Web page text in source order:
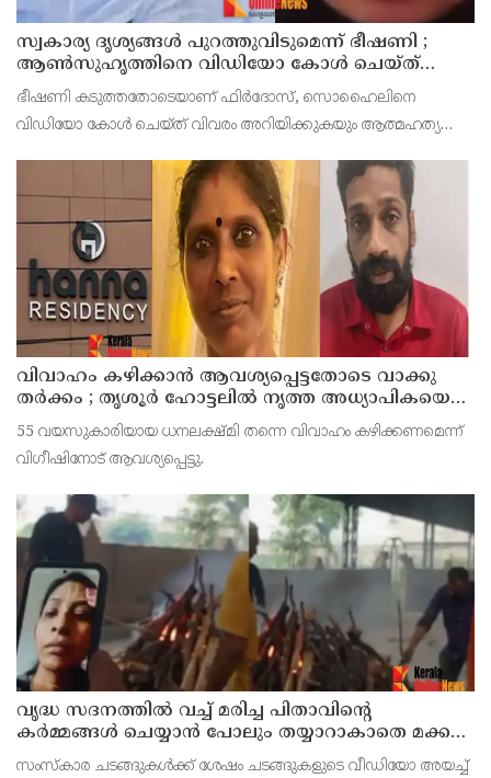
സ്വകാര്യ ദൃശ്യങ്ങള്‍ പുറത്തുവിടുമെന്ന് ഭീഷണി ;
ആണ്‍സുഹൃത്തിനെ വിഡിയോ കോള്‍ ചെയ്ത്
യുവതി ജീവനൊടുക്കി
ഭീഷണി കടുത്തതോടെയാണ് ഫിര്‍ദോസ്, സൊഹൈലിനെ
വിഡിയോ കോള്‍ ചെയ്ത് വിവരം അറിയിക്കുകയും ആത്മഹത്യ
വിവാഹം കഴിക്കാന്‍ ആവശ്യപ്പെട്ടതോടെ വാക്കു
തര്‍ക്കം ; തൃശൂര്‍ ഹോട്ടലില്‍ നൃത്ത അധ്യാപികയെ
കഴുത്തുഞെരിച്ചു കൊലപ്പെടുത്തി സുഹൃത്ത്
55 വയസുകാരിയായ ധനലക്ഷ്മി തന്നെ വിവാഹം കഴിക്കണമെന്ന്
വിഗീഷിനോട് ആവശ്യപ്പെട്ടു.
വൃദ്ധ സദനത്തില്‍ വച്ച് മരിച്ച പിതാവിന്റെ
കര്‍മ്മങ്ങള്‍ ചെയ്യാന്‍ പോലും തയ്യാറാകാതെ മക്കള്‍
; ചടങ്ങുകള്‍ വീഡിയോ കോളിലൂടെ ലൈവായി
സംസ്‌കാര ചടങ്ങുകള്‍ക്ക് ശേഷം ചടങ്ങുകളുടെ വീഡിയോ അയച്ച്